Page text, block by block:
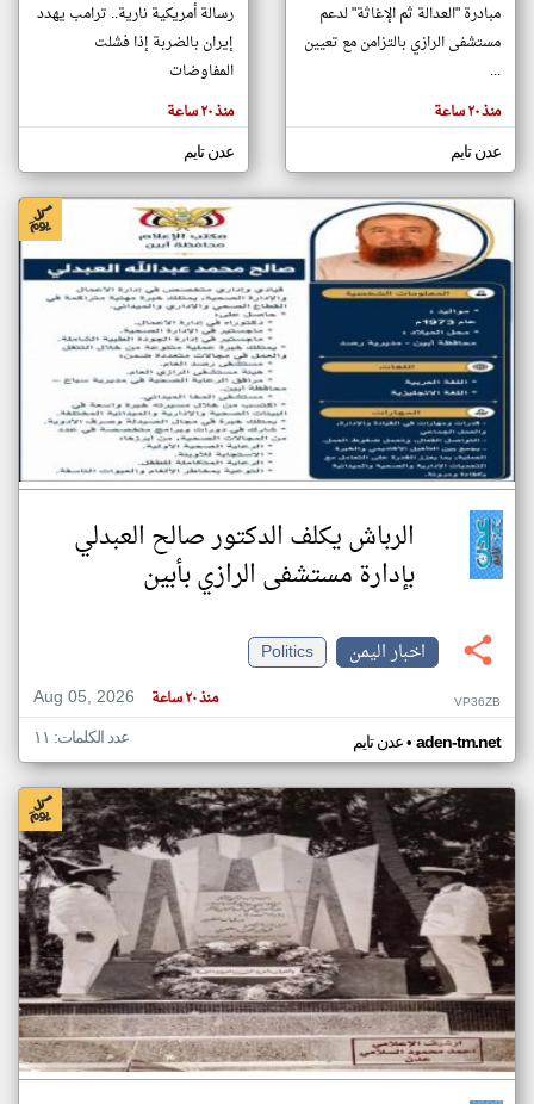
تغيير الدولة
مصادر الأخبار من اليمن
اخبار اليمن على مدار الساعة
أهم اخبار اليمن العاجلة والمباشرة
المقالات
هنا عن
وجهة
نظر
كاتبيها.
مبادرة "العدالة ثم الإغاثة" لدعم
مستشفى الرازي بالتزامن مع تعيين
...
منذ ٢٠ ساعة
عدن تايم
رسالة أمريكية نارية.. ترامب يهدد
إيران بالضربة إذا فشلت
المفاوضات
منذ ٢٠ ساعة
عدن تايم
الرباش يكلف الدكتور صالح العبدلي
بإدارة مستشفى الرازي بأبين
اخبار اليمن
Politics
Aug 05, 2026
منذ ٢٠ ساعة VP36ZB
عدن تايم• aden-tm.net عدد الكلمات: ١١
klyoum.com